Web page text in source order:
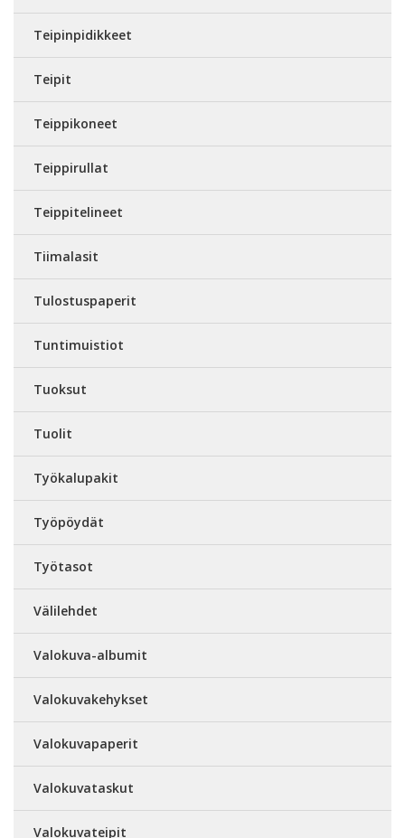
Teipinpidikkeet
Teipit
Teippikoneet
Teippirullat
Teippitelineet
Tiimalasit
Tulostuspaperit
Tuntimuistiot
Tuoksut
Tuolit
Työkalupakit
Työpöydät
Työtasot
Välilehdet
Valokuva-albumit
Valokuvakehykset
Valokuvapaperit
Valokuvataskut
Valokuvateipit